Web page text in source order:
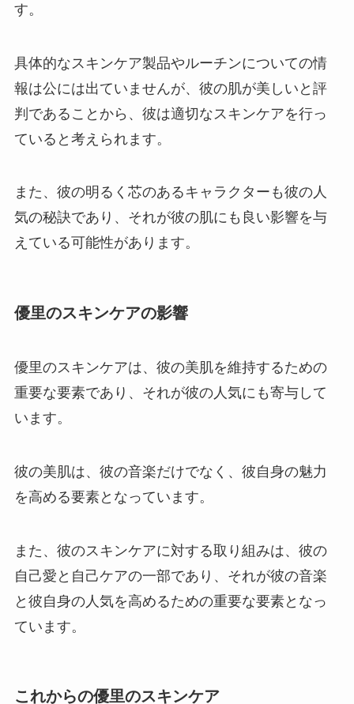
す。
具体的なスキンケア製品やルーチンについての情
報は公には出ていませんが、彼の肌が美しいと評
判であることから、彼は適切なスキンケアを行っ
ていると考えられます。
また、彼の明るく芯のあるキャラクターも彼の人
気の秘訣であり、それが彼の肌にも良い影響を与
えている可能性があります。
優里のスキンケアの影響
優里のスキンケアは、彼の美肌を維持するための
重要な要素であり、それが彼の人気にも寄与して
います。
彼の美肌は、彼の音楽だけでなく、彼自身の魅力
を高める要素となっています。
また、彼のスキンケアに対する取り組みは、彼の
自己愛と自己ケアの一部であり、それが彼の音楽
と彼自身の人気を高めるための重要な要素となっ
ています。
これからの優里のスキンケア